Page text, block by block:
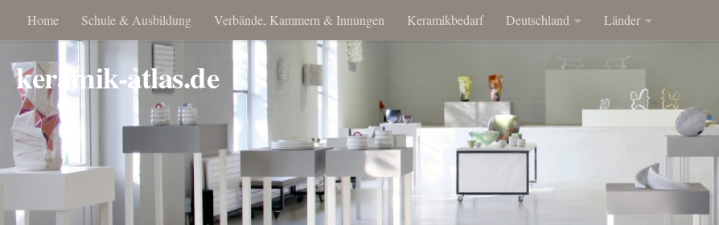
Home Schule & Ausbildung Verbände, Kammern & Innungen Keramikbedarf Deutschland Länder
keramik-atlas.de